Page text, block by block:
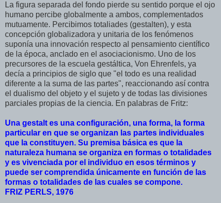
La figura separada del fondo pierde su sentido porque el ojo
humano percibe globalmente a ambos, complementados
mutuamente. Percibimos totaliades (gestalten), y esta
concepción globalizadora y unitaria de los fenómenos
suponía una innovación respecto al pensamiento científico
de la época, anclado en el asociacionismo. Uno de los
precursores de la escuela gestáltica, Von Ehrenfels, ya
decía a principios de siglo que "el todo es una realidad
diferente a la suma de las partes", reaccionando así contra
el dualismo del objeto y el sujeto y de todas las divisiones
parciales propias de la ciencia. En palabras de Fritz:
Una gestalt es una configuración, una forma, la forma
particular en que se organizan las partes individuales
que la constituyen. Su premisa básica es que la
naturaleza humana se organiza en formas o totalidades
y es vivenciada por el individuo en esos términos y
puede ser comprendida únicamente en función de las
formas o totalidades de las cuales se compone.
FRIZ PERLS, 1976